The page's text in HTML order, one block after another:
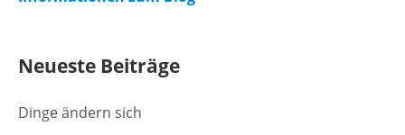
Neueste Beiträge
Dinge ändern sich